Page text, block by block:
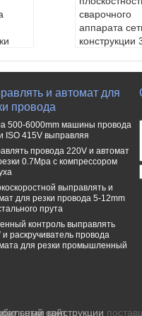
мину
сварочного
аппарата
конструкции
тип:Машина
Условие:
Сваривая
ть: 50-70
та
диаметр
5мм-12мм
и автомат для
провода
500-6000mm машины провода
ISO 415V выправляя
провода 220V и автомат
0.7Mpa с компрессором
выправлять и
для резки провода 5-12mm
прута
контроль выправлять
и раскручиватель провода
для резки промышленный
сайт
сетки конструкции